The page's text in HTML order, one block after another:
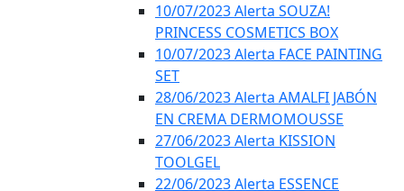
10/07/2023 Alerta SOUZA!
PRINCESS COSMETICS BOX
10/07/2023 Alerta FACE PAINTING
SET
28/06/2023 Alerta AMALFI JABÓN
EN CREMA DERMOMOUSSE
27/06/2023 Alerta KISSION
TOOLGEL
22/06/2023 Alerta ESSENCE